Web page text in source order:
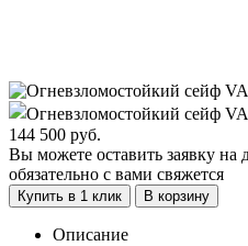
144 500 руб.
Вы можете оставить заявку
обязательно с вами свяжется
Купить в 1 клик В корзину
Описание